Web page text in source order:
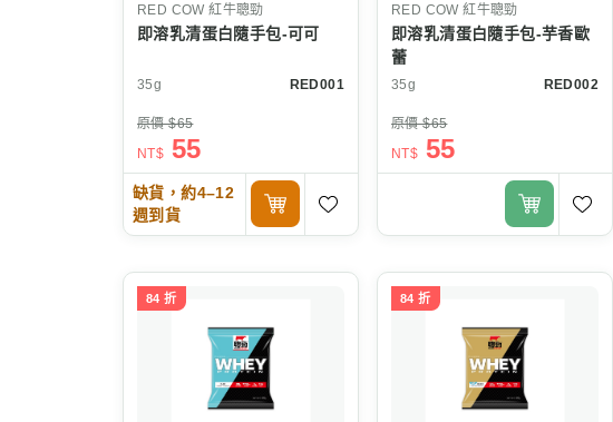
RED COW 紅牛聰勁
即溶乳清蛋白隨手包-可可
35g RED001
原價 $65
NT$ 55
缺貨，約4–12
週到貨
RED COW 紅牛聰勁
即溶乳清蛋白隨手包-芋香歐
蕾
35g RED002
原價 $65
NT$ 55
84 折 84 折